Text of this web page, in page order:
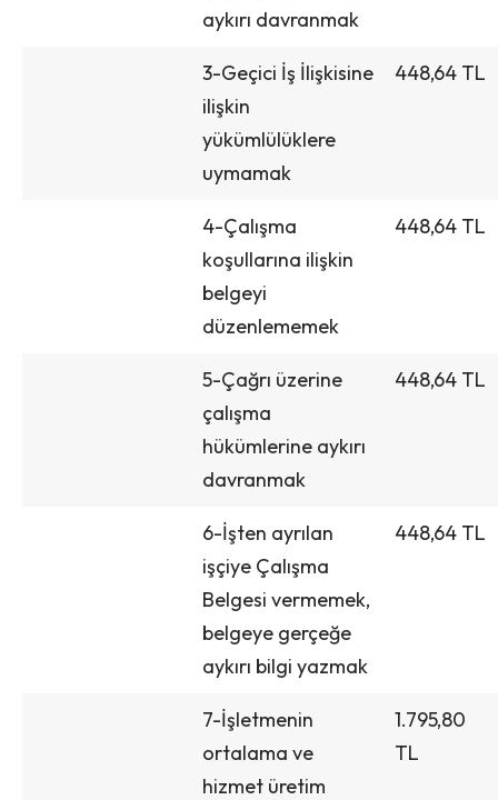
aykırı davranmak
3-Geçici İş İlişkisine
ilişkin
yükümlülüklere
uymamak
448,64 TL
4-Çalışma
koşullarına ilişkin
belgeyi
düzenlememek
448,64 TL
5-Çağrı üzerine
çalışma
hükümlerine aykırı
davranmak
448,64 TL
6-İşten ayrılan
işçiye Çalışma
Belgesi vermemek,
belgeye gerçeğe
aykırı bilgi yazmak
448,64 TL
7-İşletmenin
ortalama ve
hizmet üretim
1.795,80
TL